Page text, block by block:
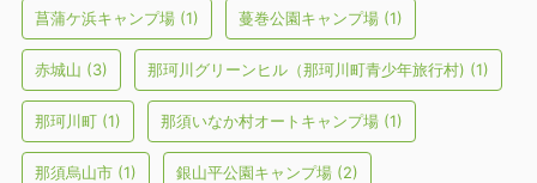
菖蒲ケ浜キャンプ場 (1) 蔓巻公園キャンプ場 (1)
赤城山 (3) 那珂川グリーンヒル（那珂川町青少年旅行村) (1)
那珂川町 (1) 那須いなか村オートキャンプ場 (1)
那須烏山市 (1) 銀山平公園キャンプ場 (2)